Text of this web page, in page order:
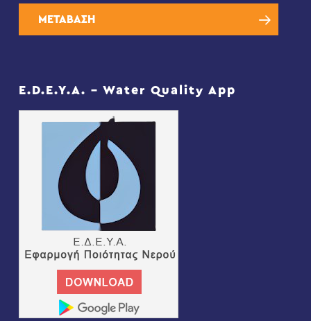
ΜΕΤΑΒΑΣΗ
E.D.E.Y.A. – Water Quality App